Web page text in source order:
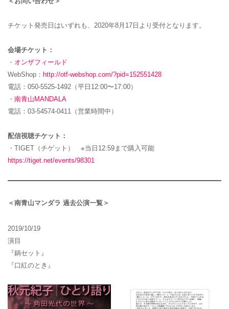
チケット発売日はいずれも、2020年8月17日より受付となります。
会場チケット：
・ オンザフィールド
WebShop： http://otf-webshop.com/?pid=152551428
電話：050-5525-1492（平日12:00〜17:00）
・ 南青山MANDALA
電話：03-54574-0411（営業時間中）
配信視聴チケット：
・TIGET（チゲット） ※当日12:59まで購入可能
https://tiget.net/events/98301
＜南青山マンダラ 過去公演一覧＞
2019/10/19
演目
『鍋セット』
『口紅のとき』